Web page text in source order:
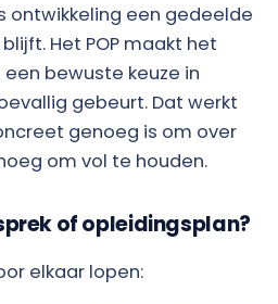
ontwikkeling een gedeelde
Het POP maakt het
bewuste keuze in
gebeurt. Dat werkt
genoeg is om over
om vol te houden.
of opleidingsplan?
elkaar lopen: